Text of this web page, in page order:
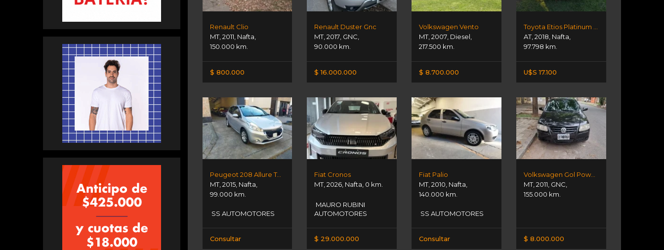
Renault Clio
MT,2011, Nafta,
150.000 km.
$ 800.000
Renault Duster Gnc
MT,2017, GNC,
90.000 km.
$ 16.000.000
Volkswagen Vento
MT,2007, Diesel,
217.500 km.
$ 8.700.000
Toyota Etios Platinum 1.5
AT,2018, Nafta,
97.798 km.
U$S 17.100
Peugeot 208 Allure Touch
MT,2015, Nafta,
99.000 km.
SS AUTOMOTORES
Consultar
Fiat Cronos
MT,2026, Nafta, 0 km.
MAURO RUBINI
AUTOMOTORES
$ 29.000.000
Fiat Palio
MT,2010, Nafta,
140.000 km.
SS AUTOMOTORES
Consultar
Volkswagen Gol Power 1.4l
MT,2011, GNC,
155.000 km.
$ 8.000.000